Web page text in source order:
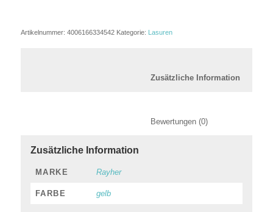
Artikelnummer: 4006166334542 Kategorie: Lasuren
Zusätzliche Information
MARKE Rayher
FARBE gelb